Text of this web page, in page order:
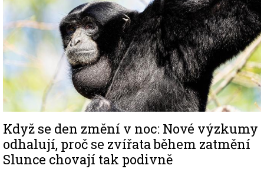
Když se den změní v noc: Nové výzkumy
odhalují, proč se zvířata během zatmění
Slunce chovají tak podivně